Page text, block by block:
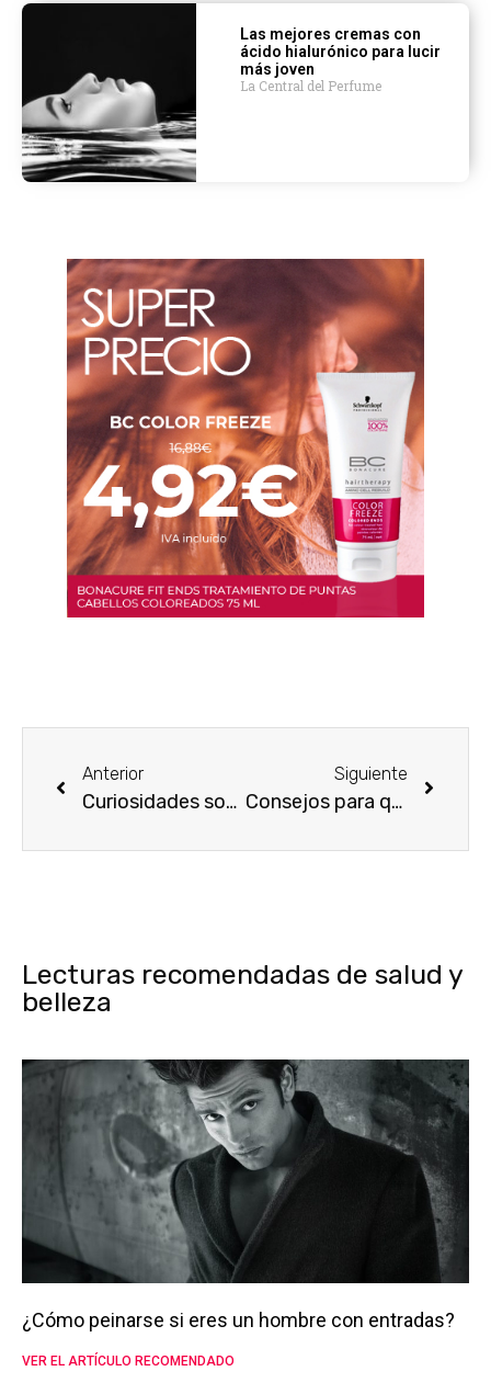
Las mejores cremas con
ácido hialurónico para lucir
más joven
La Central del Perfume
Anterior
Curiosidades sobre los perfumes
Siguiente
Consejos para que perduren los perfumes
Lecturas recomendadas de salud y
belleza
¿Cómo peinarse si eres un hombre con entradas?
VER EL ARTÍCULO RECOMENDADO